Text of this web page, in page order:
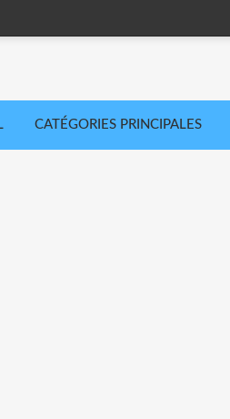
CATÉGORIES PRINCIPALES